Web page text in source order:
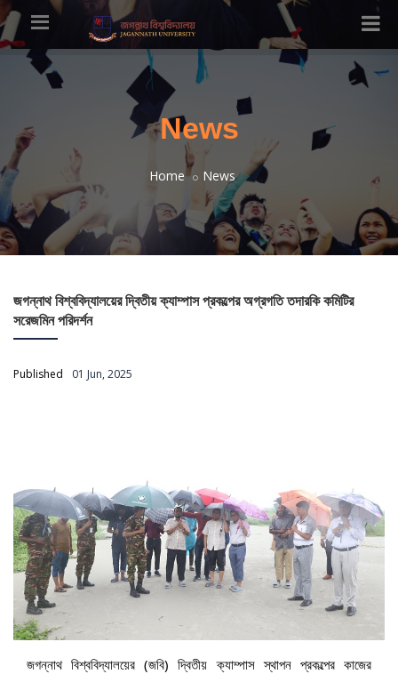
News
Home News
জগন্নাথ বিশ্ববিদ্যালয়ের দ্বিতীয় ক্যাম্পাস প্রকল্পের অগ্রগতি তদারকি কমিটির
সরেজমিন পরিদর্শন
Published 01 Jun, 2025
জগন্নাথ বিশ্ববিদ্যালয়ের (জবি) দ্বিতীয় ক্যাম্পাস স্থাপন প্রকল্পের কাজের